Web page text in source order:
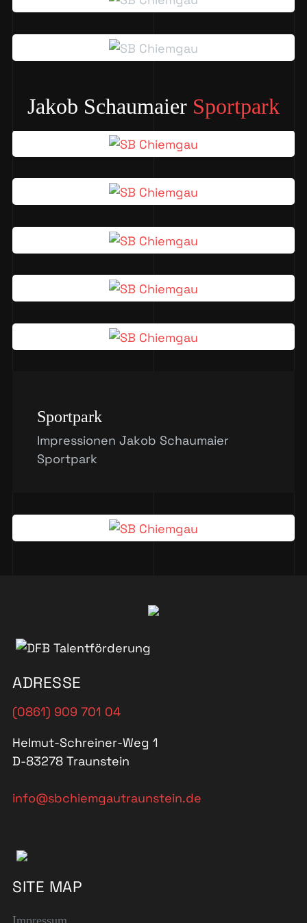
Jakob Schaumaier Sportpark
Sportpark
Impressionen Jakob Schaumaier
Sportpark
ADRESSE
(0861) 909 701 04
Helmut-Schreiner-Weg 1
D-83278 Traunstein
info@sbchiemgautraunstein.de
SITE MAP
Impressum